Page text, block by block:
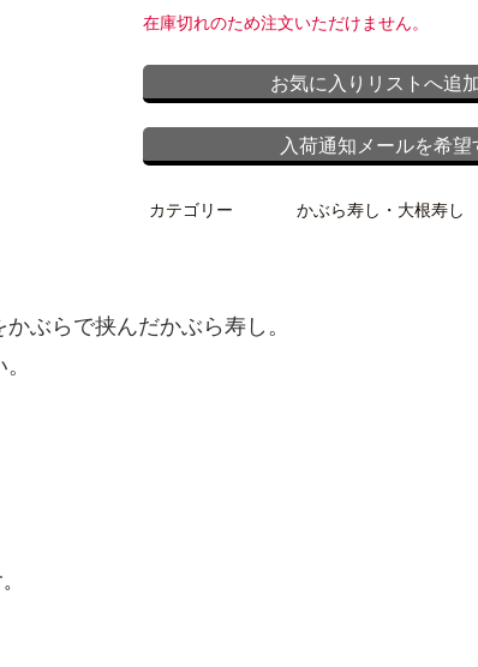
在庫切れのため注文いただけません。
お気に入りリストへ追
入荷通知メールを希望
カテゴリー かぶら寿し・大根寿し
ぶらで挟んだかぶら寿し。